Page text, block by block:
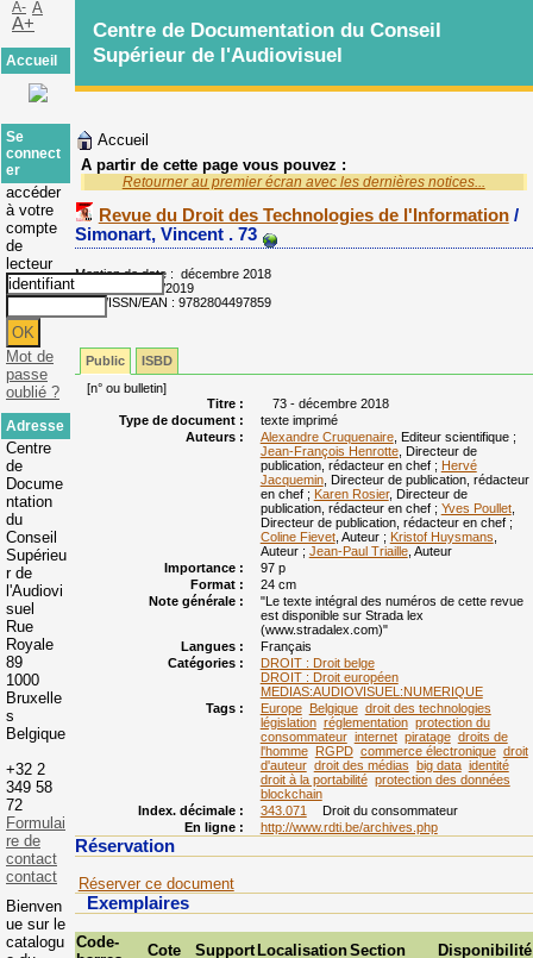
Accueil
A partir de cette page vous pouvez :
Retourner au premier écran avec les dernières notices...
Revue du Droit des Technologies de l'Information/
Simonart, Vincent . 73
Mention de date : décembre 2018
Paru le : 24/09/2019
ISBN/ISSN/EAN : 9782804497859
Public
ISBD
[n° ou bulletin]
Titre :
73 - décembre 2018
Type de document :
texte imprimé
Auteurs :
Alexandre Cruquenaire, Editeur scientifique ;
Jean-François Henrotte, Directeur de
publication, rédacteur en chef ; Hervé
Jacquemin, Directeur de publication, rédacteur
en chef ; Karen Rosier, Directeur de
publication, rédacteur en chef ; Yves Poullet,
Directeur de publication, rédacteur en chef ;
Coline Fievet, Auteur ; Kristof Huysmans,
Auteur ; Jean-Paul Triaille, Auteur
Importance :
97 p
Format :
24 cm
Note générale :
"Le texte intégral des numéros de cette revue
est disponible sur Strada lex
(www.stradalex.com)"
Langues :
Français
Catégories :
DROIT : Droit belge
DROIT : Droit européen
MEDIAS:AUDIOVISUEL:NUMERIQUE
Tags :
Europe Belgique droit des technologies
législation réglementation protection du
consommateur internet piratage droits de
l'homme
RGPD commerce électronique droit
d'auteur droit des médias big data identité
droit à la portabilité protection des données
blockchain
Index. décimale :
343.071
Droit du consommateur
En ligne :
http://www.rdti.be/archives.php
Réservation
Réserver ce document
Exemplaires
Code-
Cote Support LocalisationSection Disponibilité
Centre de Documentation du Conseil
Supérieur de l'Audiovisuel
A- A
A+
Accueil
Se
connect
er
accéder
à votre
compte
de
lecteur
Mot de
passe
oublié ?
Adresse
Centre
de
Docume
ntation
du
Conseil
Supérieu
r de
l'Audiovi
suel
Rue
Royale
89
1000
Bruxelle
s
Belgique
+32 2
349 58
72
Formulai
re de
contact
contact
Bienven
ue sur le
catalogu